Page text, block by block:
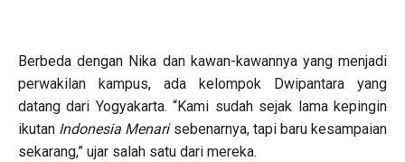
Berbeda dengan Nika dan kawan-kawannya yang menjadi
perwakilan kampus, ada kelompok Dwipantara yang
datang dari Yogyakarta. “Kami sudah sejak lama kepingin
ikutan Indonesia Menarisebenarnya, tapi baru kesampaian
sekarang,” ujar salah satu dari mereka.